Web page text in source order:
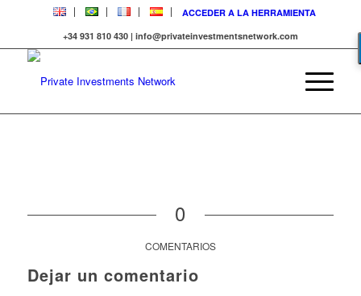
ACCEDER A LA HERRAMIENTA
+34 931 810 430 | info@privateinvestmentsnetwork.com
0
COMENTARIOS
Dejar un comentario